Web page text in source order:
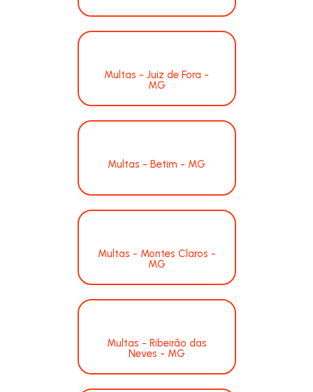
Multas - Juiz de Fora -
MG
Multas - Betim - MG
Multas - Montes Claros -
MG
Multas - Ribeirão das
Neves - MG